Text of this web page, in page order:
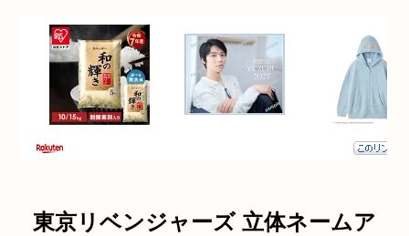
東京リベンジャーズ 立体ネームア